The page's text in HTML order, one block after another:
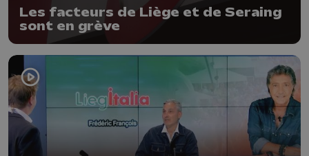
Les facteurs de Liège et de Seraing
sont en grève